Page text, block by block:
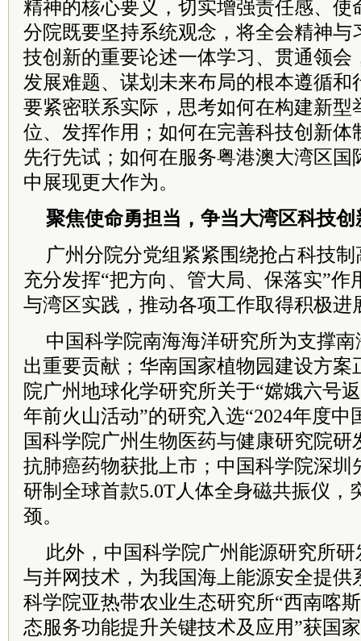
精神的核心要义，切实增强责任感、使
分院既要坚持系统观念，将全会精神与
技创新的重要论述一体学习、贯通领会
发展难题、谋划未来布局的根本遵循和
要紧密联系实际，思考如何在构建新型
位、发挥作用；如何在完善科技创新体
先行先试；如何在服务粤港澳大湾区国
中展现更大作为。
聚焦使命勇担当，争当大湾区科技创
广州分院分党组紧紧围绕抢占科技
充分发挥“把方向、管大局、保落实”作
与湾区实践，推动各项工作取得积极进
中国科学院南海海洋研究所为支撑
出重要贡献；华南国家植物园建设方案
院广州地球化学研究所关于“嫦娥六号
年前火山活动”的研究入选“2024年度中
国科学院广州生物医药与健康研究院研
抗肺癌药物获批上市；中国科学院深圳
研制全球首款5.0T人体全身磁共振仪，
颈。
此外，中国科学院广州能源研究所
与并网技术，为我国海上能源安全提供
科学院亚热带农业生态研究所“西南喀
态服务功能提升关键技术及应用”获国